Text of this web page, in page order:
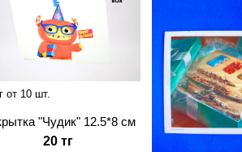
от 10 шт.
"Чудик" 12.5*8 см
20 тг